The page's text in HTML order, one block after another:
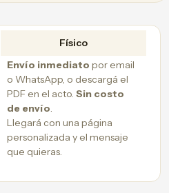
Físico
Envío inmediato por email
o WhatsApp, o descargá el
PDF en el acto. Sin costo
de envío.
Llegará con una página
personalizada y el mensaje
que quieras.